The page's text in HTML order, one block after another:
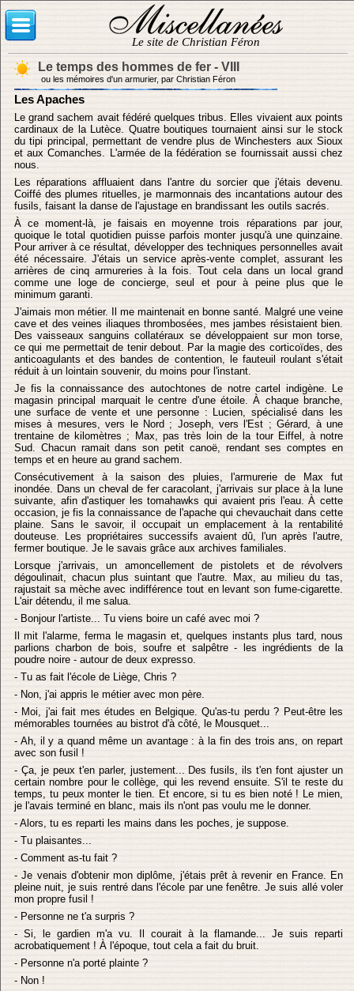
Le site de Christian Féron
Le temps des hommes de fer - VIII
ou les mémoires d'un armurier, par Christian Féron
Les Apaches
Le grand sachem avait fédéré quelques tribus. Elles vivaient aux points
cardinaux de la Lutèce. Quatre boutiques tournaient ainsi sur le stock
du tipi principal, permettant de vendre plus de Winchesters aux Sioux
et aux Comanches. L'armée de la fédération se fournissait aussi chez
nous.
Les réparations affluaient dans l'antre du sorcier que j'étais devenu.
Coiffé des plumes rituelles, je marmonnais des incantations autour des
fusils, faisant la danse de l'ajustage en brandissant les outils sacrés.
À ce moment-là, je faisais en moyenne trois réparations par jour,
quoique le total quotidien puisse parfois monter jusqu'à une quinzaine.
Pour arriver à ce résultat, développer des techniques personnelles avait
été nécessaire. J'étais un service après-vente complet, assurant les
arrières de cinq armureries à la fois. Tout cela dans un local grand
comme une loge de concierge, seul et pour à peine plus que le
minimum garanti.
J'aimais mon métier. Il me maintenait en bonne santé. Malgré une veine
cave et des veines iliaques thrombosées, mes jambes résistaient bien.
Des vaisseaux sanguins collatéraux se développaient sur mon torse,
ce qui me permettait de tenir debout. Par la magie des corticoïdes, des
anticoagulants et des bandes de contention, le fauteuil roulant s'était
réduit à un lointain souvenir, du moins pour l'instant.
Je fis la connaissance des autochtones de notre cartel indigène. Le
magasin principal marquait le centre d'une étoile. À chaque branche,
une surface de vente et une personne : Lucien, spécialisé dans les
mises à mesures, vers le Nord ; Joseph, vers l'Est ; Gérard, à une
trentaine de kilomètres ; Max, pas très loin de la tour Eiffel, à notre
Sud. Chacun ramait dans son petit canoë, rendant ses comptes en
temps et en heure au grand sachem.
Consécutivement à la saison des pluies, l'armurerie de Max fut
inondée. Dans un cheval de fer caracolant, j'arrivais sur place à la lune
suivante, afin d'astiquer les tomahawks qui avaient pris l'eau. À cette
occasion, je fis la connaissance de l'apache qui chevauchait dans cette
plaine. Sans le savoir, il occupait un emplacement à la rentabilité
douteuse. Les propriétaires successifs avaient dû, l'un après l'autre,
fermer boutique. Je le savais grâce aux archives familiales.
Lorsque j'arrivais, un amoncellement de pistolets et de révolvers
dégoulinait, chacun plus suintant que l'autre. Max, au milieu du tas,
rajustait sa mèche avec indifférence tout en levant son fume-cigarette.
L'air détendu, il me salua.
- Bonjour l'artiste... Tu viens boire un café avec moi ?
Il mit l'alarme, ferma le magasin et, quelques instants plus tard, nous
parlions charbon de bois, soufre et salpêtre - les ingrédients de la
poudre noire - autour de deux expresso.
- Tu as fait l'école de Liège, Chris ?
- Non, j'ai appris le métier avec mon père.
- Moi, j'ai fait mes études en Belgique. Qu'as-tu perdu ? Peut-être les
mémorables tournées au bistrot d'à côté, le Mousquet...
- Ah, il y a quand même un avantage : à la fin des trois ans, on repart
avec son fusil !
- Ça, je peux t'en parler, justement... Des fusils, ils t'en font ajuster un
certain nombre pour le collège, qui les revend ensuite. S'il te reste du
temps, tu peux monter le tien. Et encore, si tu es bien noté ! Le mien,
je l'avais terminé en blanc, mais ils n'ont pas voulu me le donner.
- Alors, tu es reparti les mains dans les poches, je suppose.
- Tu plaisantes...
- Comment as-tu fait ?
- Je venais d'obtenir mon diplôme, j'étais prêt à revenir en France. En
pleine nuit, je suis rentré dans l'école par une fenêtre. Je suis allé voler
mon propre fusil !
- Personne ne t'a surpris ?
- Si, le gardien m'a vu. Il courait à la flamande... Je suis reparti
acrobatiquement ! À l'époque, tout cela a fait du bruit.
- Personne n'a porté plainte ?
- Non !